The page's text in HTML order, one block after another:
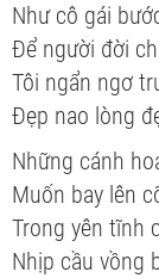
Như cô gái
Để người đời
Tôi ngẩn ngơ
Đẹp nao lòng
Những cánh
Muốn bay lên
Trong yên tĩnh
Nhịp cầu vồng